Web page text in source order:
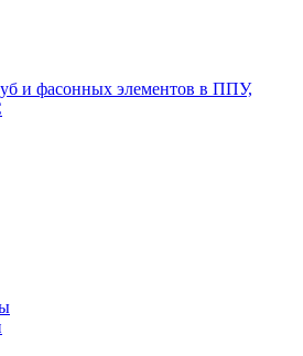
и фасонных элементов в ППУ,